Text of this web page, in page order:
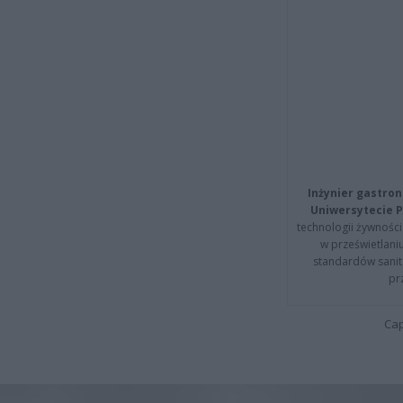
Inżynier
Uniwersytecie
technologii
w
standardów